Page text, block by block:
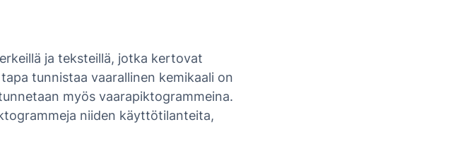
ja teksteillä, jotka kertovat
tunnistaa vaarallinen kemikaali on
myös vaarapiktogrammeina.
niiden käyttötilanteita,